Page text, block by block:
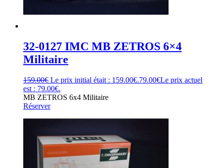
32-0127 IMC MB ZETROS 6×4
Militaire
159.00€ Le prix initial était : 159.00€.79.00€Le prix actuel
est : 79.00€.
MB ZETROS 6x4 Militaire
Réserver